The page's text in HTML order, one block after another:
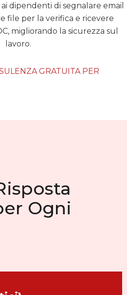
dipendenti di segnalare email
file per la verifica e ricevere
migliorando la sicurezza sul
lavoro.
GRATUITA PER
Ogni